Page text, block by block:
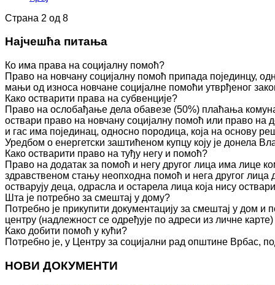
Страна 2 од 8
Најчешћа питања
Ко има права на социјалну помоћ?
Право на новчану социјалну помоћ припада појединцу,
мањи од износа новчане социјалне помоћи утврђеног
Како остварити права на субвенције?
Право на ослобађање дела обавезе (50%) плаћања
оствари право на новчану социјалну помоћ или право на
и гас има појединац, односно породица, која на основу
Уредбом о енергетски заштићеном купцу коју је донела
Како остварити право на туђу негу и помоћ?
Право на додатак за помоћ и негу другог лица има лице
здравственом стању неопходна помоћ и нега другог
остварују деца, одрасла и остарела лица која нису
Шта је потребно за смештај у дому?
Потребно је прикупити документацију за смештај у дом
центру (надлежност се одређује по адреси из личне
Како добити помоћ у кући?
Потребно је, у Центру за социјални рад општине Врбас,
НОВИ ДОКУМЕНТИ